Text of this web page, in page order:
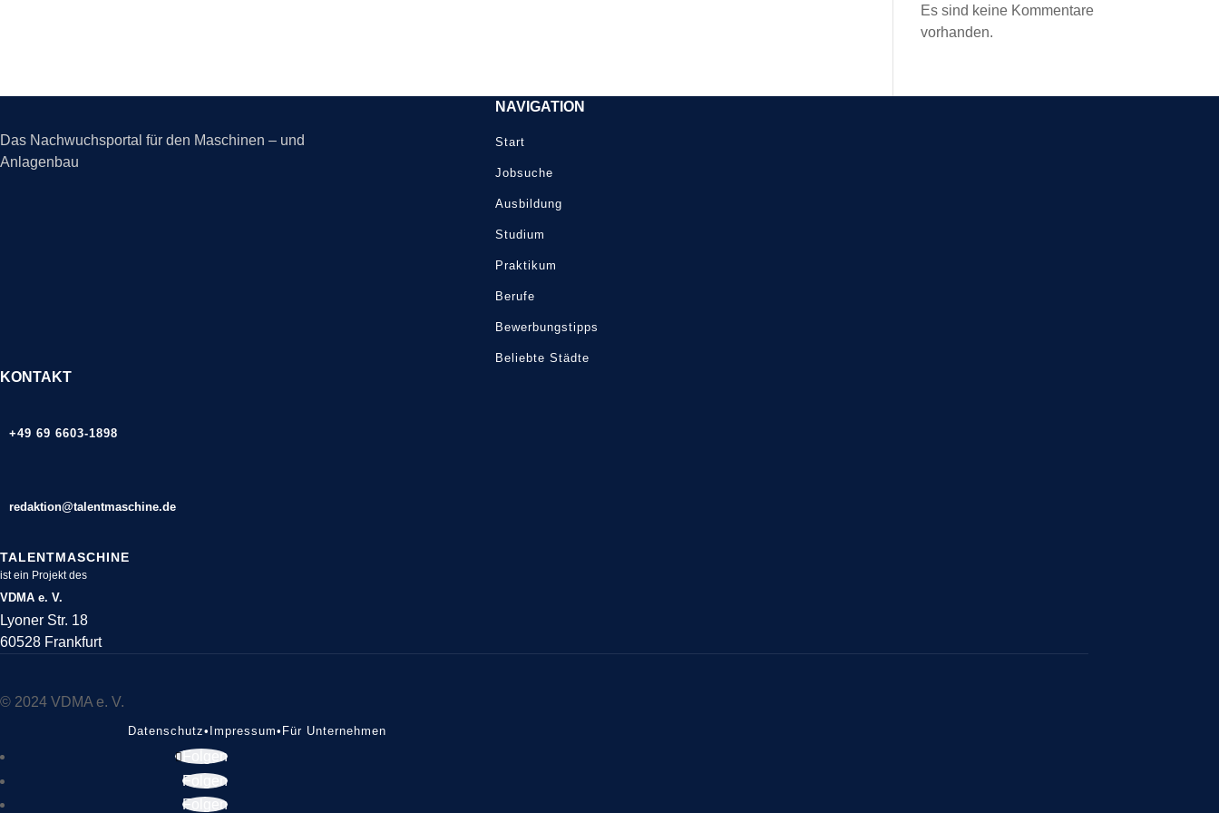
Es sind keine Kommentare
vorhanden.
Das Nachwuchsportal für den Maschinen – und
Anlagenbau
NAVIGATION
Start
Jobsuche
Ausbildung
Studium
Praktikum
Berufe
Bewerbungstipps
Beliebte Städte
KONTAKT
+49 69 6603-1898
redaktion@talentmaschine.de
TALENTMASCHINE
ist ein Projekt des
VDMA e. V.
Lyoner Str. 18
60528 Frankfurt
© 2024 VDMA e. V.
Datenschutz• Impressum• Für Unternehmen
Folgen
Folgen
Folgen